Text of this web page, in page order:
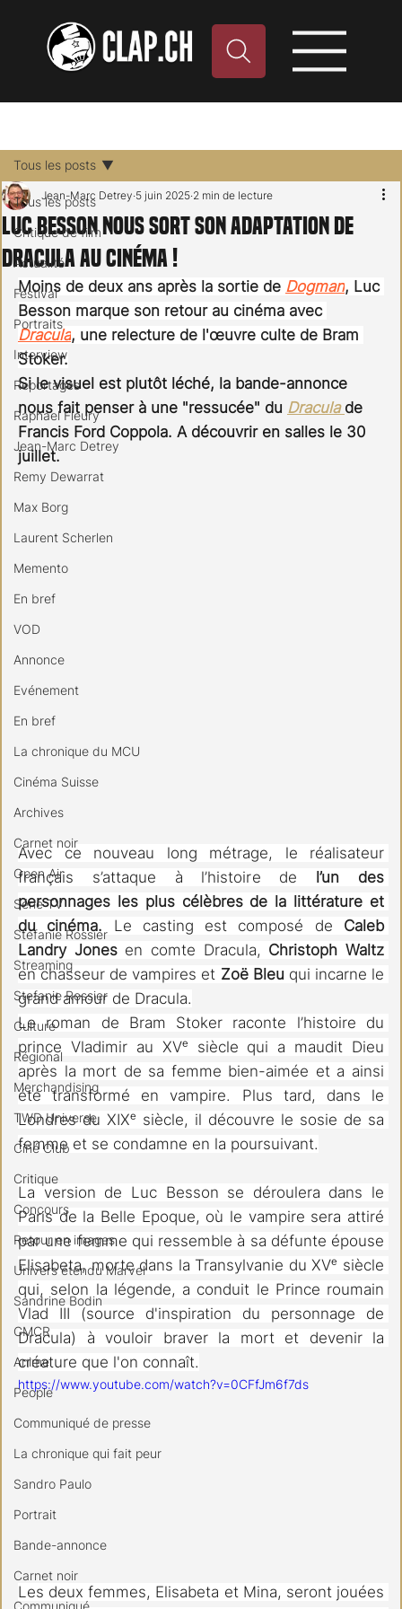
Tous les posts
Critique de film
Actualité
Festival
Portraits
Interview
Reportages
Raphael Fleury
Jean-Marc Detrey
Remy Dewarrat
Max Borg
Laurent Scherlen
Memento
En bref
VOD
Annonce
Evénement
En bref
La chronique du MCU
Cinéma Suisse
Archives
Carnet noir
Open Air
Série TV
Stéfanie Rossier
Streaming
Stefanie Rossier
Culture
Régional
Merchandising
TWD Universe
Ciné Club
Critique
Concours
Retour en images
Univers étendu Marvel
Sandrine Bodin
CMCR
Anime
People
Communiqué de presse
La chronique qui fait peur
Sandro Paulo
Portrait
Bande-annonce
Carnet noir
Communiqué
Tous les posts
Luc Besson nous sort son adaptation de
Dracula au cinéma !
Jean-Marc Detrey 5 juin 2025 2 min de lecture
Moins de deux ans après la sortie de Dogman, Luc
Besson marque son retour au cinéma avec
Dracula, une relecture de l'œuvre culte de Bram
Stoker.
Si le visuel est plutôt léché, la bande-annonce
nous fait penser à une "ressucée" du Dracula de
Francis Ford Coppola. A découvrir en salles le 30
juillet.
Avec ce nouveau long métrage, le réalisateur
français s’attaque à l’histoire de l’un des
personnages les plus célèbres de la littérature et
du cinéma. Le casting est composé de Caleb
Landry Jones en comte Dracula, Christoph Waltz
en chasseur de vampires et Zoë Bleu qui incarne le
grand amour de Dracula.
Le roman de Bram Stoker raconte l’histoire du
prince Vladimir au XVᵉ siècle qui a maudit Dieu
après la mort de sa femme bien-aimée et a ainsi
été transformé en vampire. Plus tard, dans le
Londres du XIXᵉ siècle, il découvre le sosie de sa
femme et se condamne en la poursuivant.
La version de Luc Besson se déroulera dans le
Paris de la Belle Epoque, où le vampire sera attiré
par une femme qui ressemble à sa défunte épouse
Elisabeta, morte dans la Transylvanie du XVᵉ siècle
qui, selon la légende, a conduit le Prince roumain
Vlad III (source d'inspiration du personnage de
Dracula) à vouloir braver la mort et devenir la
créature que l'on connaît.
https://www.youtube.com/watch?v=0CFfJm6f7ds
Les deux femmes, Elisabeta et Mina, seront jouées